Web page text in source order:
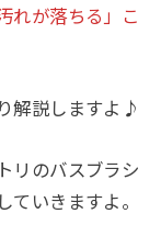
れが落ちる」こ
解説しますよ♪
リのバスブラシ
いきますよ。